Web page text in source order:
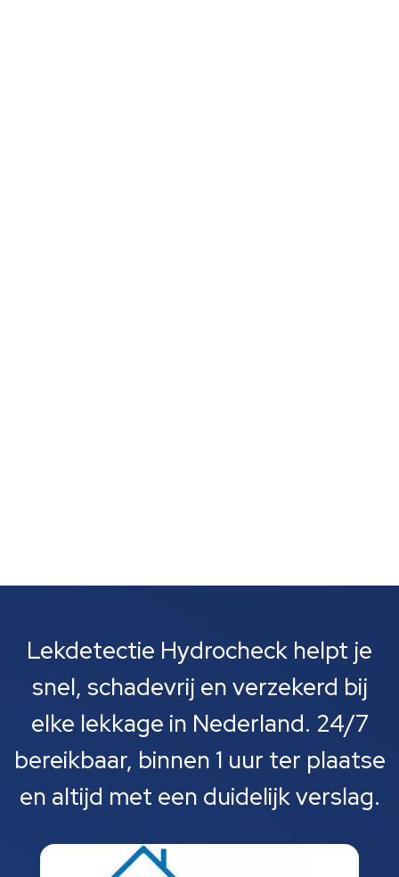
Lekdetectie Hydrocheck helpt je
snel, schadevrij en verzekerd bij
elke lekkage in Nederland. 24/7
bereikbaar, binnen 1 uur ter plaatse
en altijd met een duidelijk verslag.